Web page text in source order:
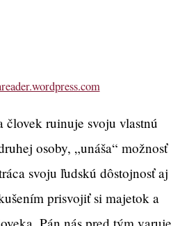
ruinuje svoju vlastnú
osoby, „unáša“ možnosť
svoju ľudskú dôstojnosť aj
prisvojiť si majetok a